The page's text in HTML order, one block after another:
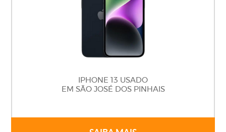
IPHONE 13 USADO
EM SÃO JOSÉ DOS PINHAIS